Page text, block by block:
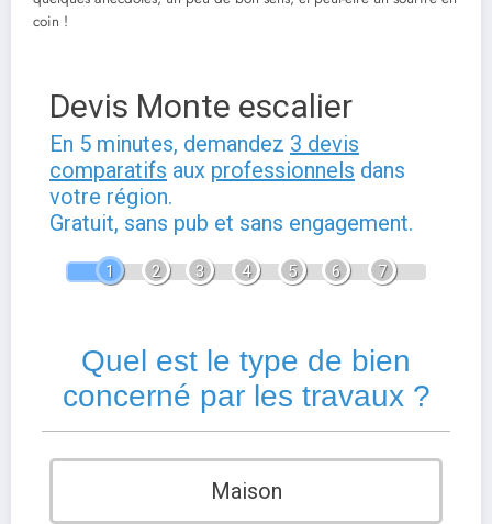
coin !
Devis Monte escalier
En 5 minutes, demandez 3 devis
comparatifs aux professionnels dans
votre région.
Gratuit, sans pub et sans engagement.
1 2 3 4 5 6 7
Quel est le type de bien
concerné par les travaux ?
Maison